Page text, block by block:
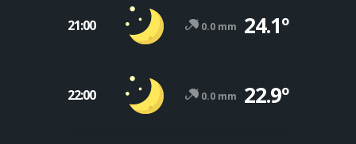
21:00 0.0 mm 24.1º
22:00 0.0 mm 22.9º